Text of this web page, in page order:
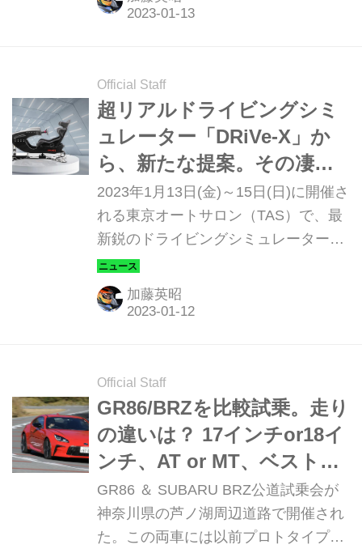
ィム）」を、2023年に日本に導入する
では、実車を見ることができる。
Official Staff
超リアルドライビングシミ
ュレーター「DRiVe-X」か
ら、新たな提案。その凄ま
じい進化を「東京オートサ
ロン」で体感せよ
2023年1月13日(金)～15日(日)に開催さ
れる東京オートサロン（TAS）で、最
新鋭のドライビングシミュレーター
「DRiVe-X（ドライブエックス）」が
再登場。新たなメタバースモータース
ポーツの楽しさを提案する、スペシャ
加藤英昭
Official Staff
GR86/BRZを比較試乗。走り
の違いは？ 17インチor18イ
ンチ、AT or MT、ベストチ
ョイスはダークホースに
GR86 ＆ SUBARU BRZ公道試乗会が
神奈川県の芦ノ湖周辺道路で開催され
た。この両車には以前プロトタイプモ